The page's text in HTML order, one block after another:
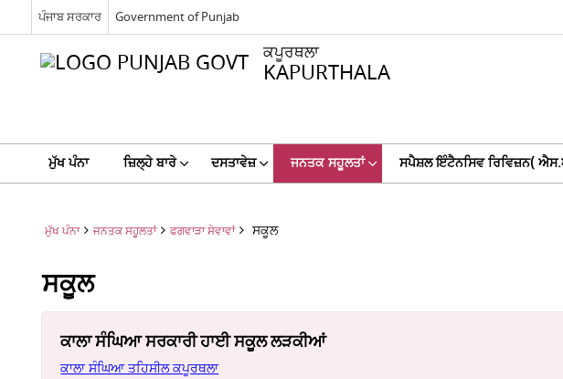
ਪੰਜਾਬ ਸਰਕਾਰ Government of Punjab
ਕਪੂਰਥਲਾ
KAPURTHALA
ਮੁੱਖ ਪੰਨਾ ਜ਼ਿਲ੍ਹੇ ਬਾਰੇ ਦਸਤਾਵੇਜ਼ ਜਨਤਕ ਸਹੂਲਤਾਂ ਸਪੈਸ਼ਲ ਇੰਟੈਨਸਿਵ ਰਿਵਿਜ਼ਨ(
ਮੁੱਖ ਪੰਨਾ ਜਨਤਕ ਸਹੂਲਤਾਂ ਫਗਵਾੜਾ ਸੇਵਾਵਾਂ ਸਕੂਲ
ਸਕੂਲ
ਕਾਲਾ ਸੰਘਿਆ ਸਰਕਾਰੀ ਹਾਈ ਸਕੂਲ ਲੜਕੀਆਂ
ਕਾਲਾ ਸੰਘਿਆ ਤਹਿਸੀਲ ਕਪੂਰਥਲਾ